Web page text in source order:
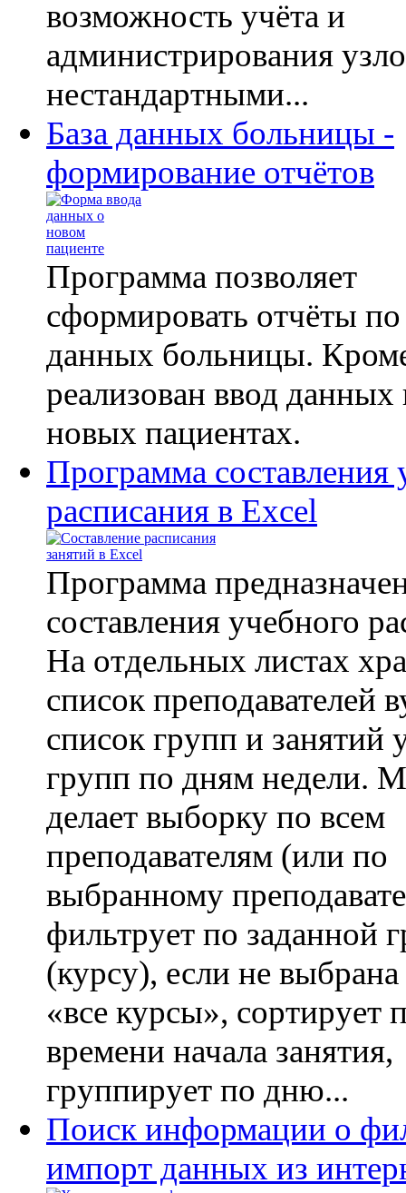
возможность учёта и
администрирования
нестандартными...
База данных больницы -
формирование отчётов
Программа позволяет
сформировать отчёты по
данных больницы.
реализован ввод данных
новых пациентах.
Программа составления
расписания в Excel
Программа
составления учебного
На отдельных листах
список преподавателей
список групп и занятий
групп по дням недели.
делает выборку по всем
преподавателям (или по
выбранному
фильтрует по заданной
(курсу), если не
«все курсы», сортирует
времени начала занятия,
группирует по дню...
Поиск информации о
импорт данных из